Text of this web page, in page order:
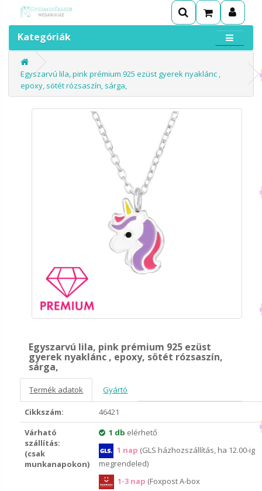
Kategóriák
Egyszarvú lila, pink prémium 925 ezüst gyerek nyaklánc ,
epoxy, sötét rózsaszín, sárga,
Egyszarvú lila, pink prémium 925 ezüst
gyerek nyaklánc , epoxy, sötét rózsaszín,
sárga,
Termék adatok Gyártó
Cikkszám:
46421
Várható
szállítás:
(csak
munkanapokon)
1 db elérhető
1 nap (GLS házhozszállítás, ha 12.00-ig
megrendeled)
1-3 nap (Foxpost A-box